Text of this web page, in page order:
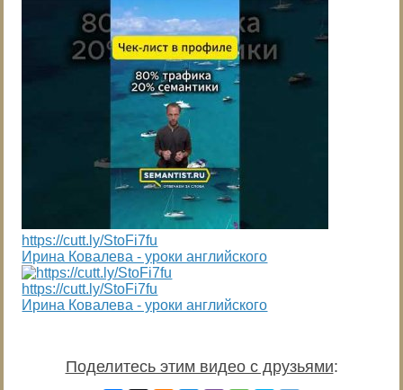
https://cutt.ly/StoFi7fu
Ирина Ковалева - уроки английского
https://cutt.ly/StoFi7fu
Ирина Ковалева - уроки английского
Поделитесь этим видео с друзьями: